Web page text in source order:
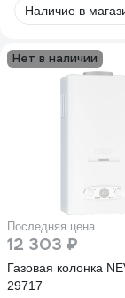
Наличие в
Нет в наличии
Последняя цена
12 303 ₽
Газовая колонка
29717